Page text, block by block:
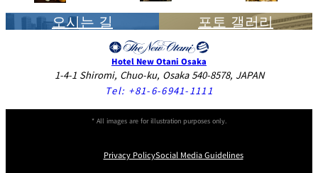
오시는 길 포토 갤러리
Hotel New Otani Osaka
1-4-1 Shiromi, Chuo-ku, Osaka 540-8578, JAPAN
Tel: +81-6-6941-1111
* All images are for illustration purposes only.
Privacy PolicySocial Media Guidelines